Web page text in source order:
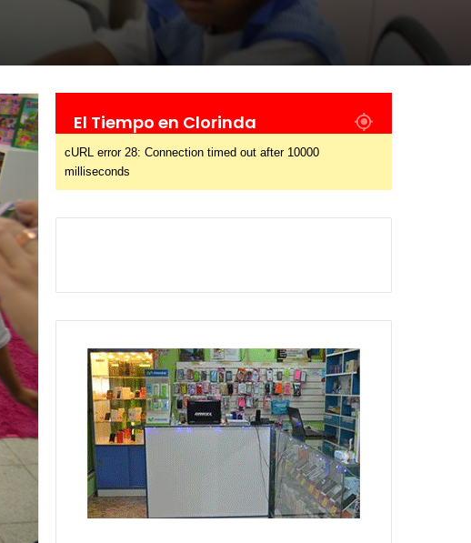
El Tiempo en Clorinda
cURL error 28: Connection timed out after 10000
milliseconds